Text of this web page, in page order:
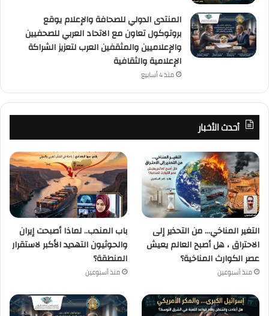
المنتدى الدولي للصحافة والإعلام يوقع
بروتوكول تعاون مع الاتحاد العربي للصحفيين
والإعلاميين والمثقفين العرب لتعزيز الشراكة
الإعلامية والثقافية
منذ 4 أسابيع
أحدث الأخبار
التغير المناخي… من التحذير إلى
الاحتراق ، هل أصبح العالم يعيش
عصر الكوارث المناخية؟
منذ أسبوعين
باب المندب.. لماذا أصبحت إيران
والحوثيون التهديد الأكبر لاستقرار
المنطقة؟
منذ أسبوعين